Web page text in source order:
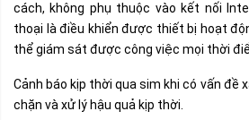
cách, không phụ thuộc vào kết nối
thoại là điều khiển được thiết bị hoạt
thể giám sát được công việc mọi thời
Cảnh báo kịp thời qua sim khi có vấn đề
chặn và xử lý hậu quả kịp thời.